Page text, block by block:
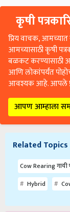
कृषी
प्रिय वाचक,
आमच्यासाठी कृषी
बळकट करण्यासाठी
आणि लोकांपर्यंत
आवश्यक आहे. आपले
आपण आम्हाला
Related Topics
Cow Rearing गायी
Hybrid